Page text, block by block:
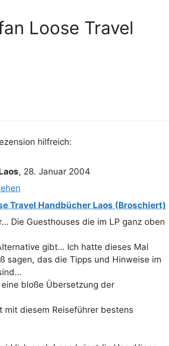
Loose Travel
hilfreich:
, 28. Januar 2004
Travel Handbücher Laos (Broschiert)
Die Guesthouses die im LP ganz oben
gibt… Ich hatte dieses Mal
sagen, das die Tipps und Hinweise im
bloße Übersetzung der
mit diesem Reiseführer bestens